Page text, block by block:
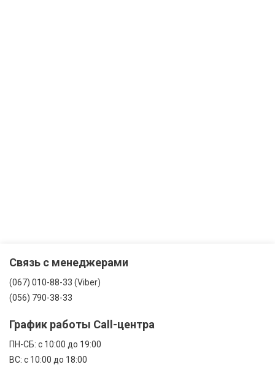
Связь с менеджерами
(067) 010-88-33 (Viber)
(056) 790-38-33
График работы Call-центра
ПН-CБ: с 10:00 до 19:00
ВС: с 10:00 до 18:00